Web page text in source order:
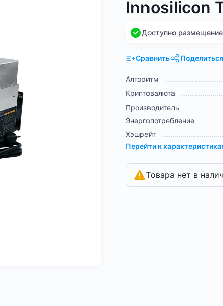
Innosilicon
Доступно размещение
Сравнить Поделиться
Алгоритм
Криптовалюта
Производитель
Энергопотребление
Хэшрейт
Перейти к
Товара нет в